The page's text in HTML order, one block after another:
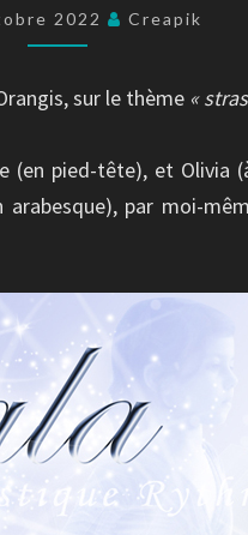
DE
ORANGIS
2022 Creapik
sur le thème «
(en pied-tête), et Olivia
par moi-